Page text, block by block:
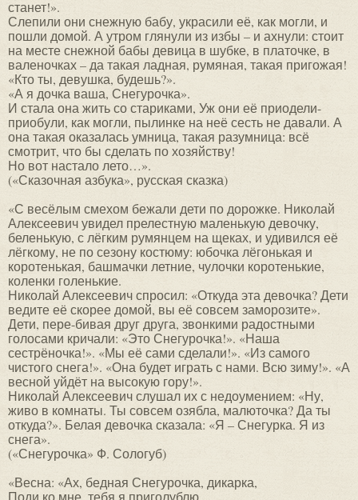
станет!».
Слепили они снежную бабу, украсили её, как могли, и
пошли домой. А утром глянули из избы – и ахнули: стоит
на месте снежной бабы девица в шубке, в платочке, в
валеночках – да такая ладная, румяная, такая пригожая!
«Кто ты, девушка, будешь?».
«А я дочка ваша, Снегурочка».
И стала она жить со стариками, Уж они её приодели-
приобули, как могли, пылинке на неё сесть не давали. А
она такая оказалась умница, такая разумница: всё
смотрит, что бы сделать по хозяйству!
Но вот настало лето…».
(«Сказочная азбука», русская сказка)
«С весёлым смехом бежали дети по дорожке. Николай
Алексеевич увидел прелестную маленькую девочку,
беленькую, с лёгким румянцем на щеках, и удивился её
лёгкому, не по сезону костюму: юбочка лёгонькая и
коротенькая, башмачки летние, чулочки коротенькие,
коленки голенькие.
Николай Алексеевич спросил: «Откуда эта девочка? Дети
ведите её скорее домой, вы её совсем заморозите».
Дети, пере-бивая друг друга, звонкими радостными
голосами кричали: «Это Снегурочка!». «Наша
сестрёночка!». «Мы её сами сделали!». «Из самого
чистого снега!». «Она будет играть с нами. Всю зиму!». «А
весной уйдёт на высокую гору!».
Николай Алексеевич слушал их с недоумением: «Ну,
живо в комнаты. Ты совсем озябла, малюточка? Да ты
откуда?». Белая девочка сказала: «Я – Снегурка. Я из
снега».
(«Снегурочка» Ф. Сологуб)
«Весна: «Ах, бедная Снегурочка, дикарка,
Поди ко мне, тебя я приголублю.